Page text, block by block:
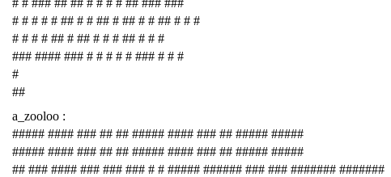
# # # # # ## # # ## # ## # # ## # # #
# # # # ## # ## # # # ## # # #
### #### ### # # # # # ### # # #
#
##
a_zooloo :
##### #### ### ## ## ##### #### ### ## ##### #####
##### #### ### ## ## ##### #### ### ## ##### #####
## ### #### ### ### ### # # ##### ###### ### ### ####### #######